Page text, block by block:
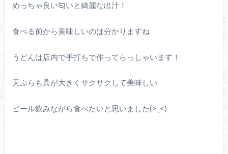
めっちゃ良い匂いと綺麗な出汁！
食べる前から美味しいのは分かりますね
うどんは店内で手打ちで作ってらっしゃいます！
天ぷらも具が大きくサクサクして美味しい
ビール飲みながら食べたいと思いました(>_<)